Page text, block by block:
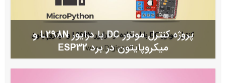
پروژه کنترل موتور DC با درایور L298N و
میکروپایتون در برد ESP32